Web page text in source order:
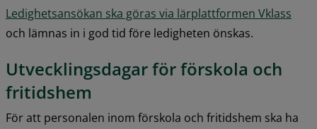
Ledighetsansökan ska göras via lärplattformen Vklass
och lämnas in i god tid före ledigheten önskas.
Utvecklingsdagar för förskola och
fritidshem
För att personalen inom förskola och fritidshem ska ha